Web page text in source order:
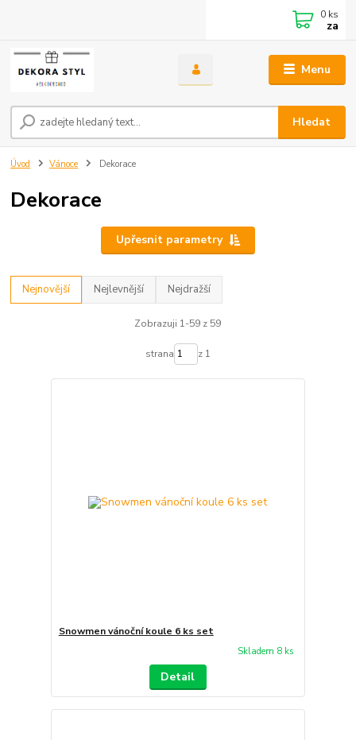
Menu
Hledat
0 ks
za
Úvod Vánoce Dekorace
Dekorace
Upřesnit parametry
Nejnovější Nejlevnější Nejdražší
Zobrazuji 1-59 z 59
strana z 1
Snowmen vánoční koule 6 ks set
Skladem 8 ks
Detail